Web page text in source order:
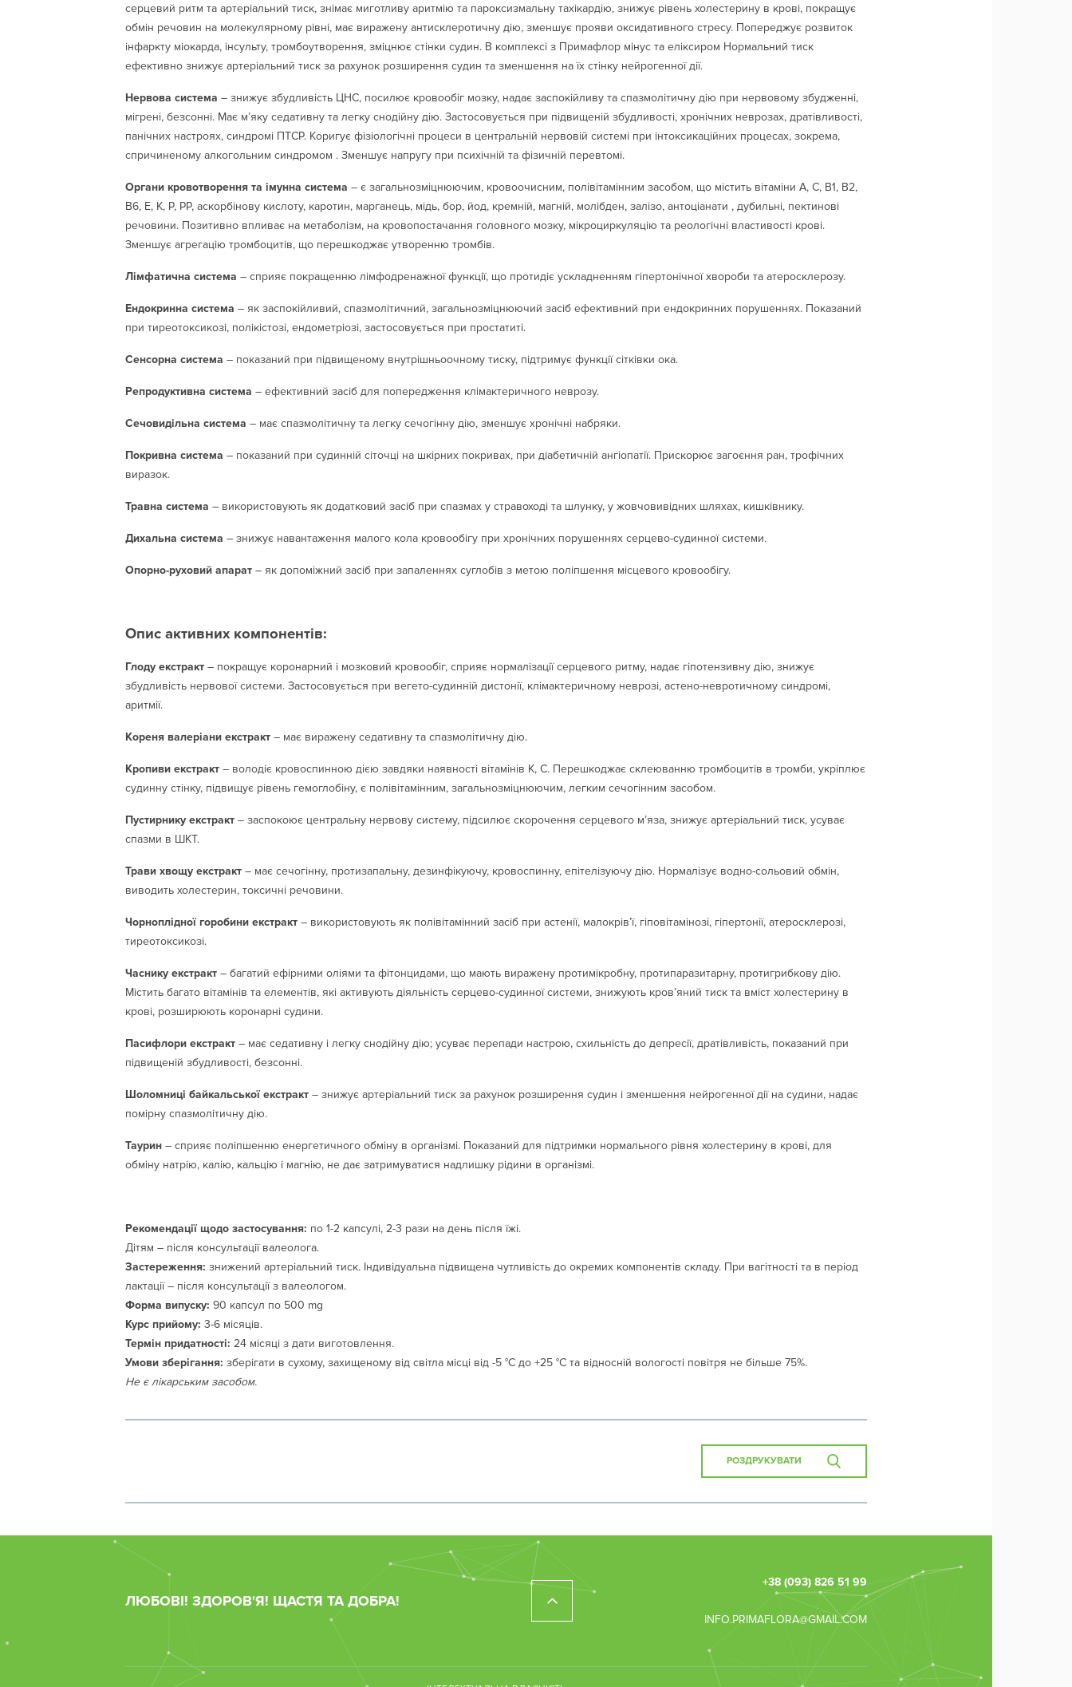
серцевий ритм та артеріальний тиск, знімає миготливу аритмію та пароксизмальну тахікардію, знижує рівень холестерину в крові, покращує
обмін речовин на молекулярному рівні, має виражену антисклеротичну дію, зменшує прояви оксидативного стресу. Попереджує розвиток
інфаркту міокарда, інсульту, тромбоутворення, зміцнює стінки судин. В комплексі з Примафлор мінус та еліксиром Нормальний тиск
ефективно знижує артеріальний тиск за рахунок розширення судин та зменшення на їх стінку нейрогенної дії.
Нервова система – знижує збудливість ЦНС, посилює кровообіг мозку, надає заспокійливу та спазмолітичну дію при нервовому збудженні,
мігрені, безсонні. Має м’яку седативну та легку снодійну дію. Застосовується при підвищеній збудливості, хронічних неврозах, дратівливості,
панічних настроях, синдромі ПТСР. Коригує фізіологічні процеси в центральній нервовій системі при інтоксикаційних процесах, зокрема,
спричиненому алкогольним синдромом . Зменшує напругу при психічній та фізичній перевтомі.
Органи кровотворення та імунна система – є загальнозміцнюючим, кровоочисним, полівітамінним засобом, що містить вітаміни А, С, В1, В2,
В6, Е, К, Р, РР, аскорбінову кислоту, каротин, марганець, мідь, бор, йод, кремній, магній, молібден, залізо, антоціанати , дубильні, пектинові
речовини. Позитивно впливає на метаболізм, на кровопостачання головного мозку, мікроциркуляцію та реологічні властивості крові.
Зменшує агрегацію тромбоцитів, що перешкоджає утворенню тромбів.
Лімфатична система – сприяє покращенню лімфодренажної функції, що протидіє ускладненням гіпертонічної хвороби та атеросклерозу.
Ендокринна система – як заспокійливий, спазмолітичний, загальнозміцнюючий засіб ефективний при ендокринних порушеннях. Показаний
при тиреотоксикозі, полікістозі, ендометріозі, застосовується при простатиті.
Сенсорна система – показаний при підвищеному внутрішньоочному тиску, підтримує функції сітківки ока.
Репродуктивна система – ефективний засіб для попередження клімактеричного неврозу.
Сечовидільна система – має спазмолітичну та легку сечогінну дію, зменшує хронічні набряки.
Покривна система – показаний при судинній сіточці на шкірних покривах, при діабетичній ангіопатії. Прискорює загоєння ран, трофічних
виразок.
Травна система – використовують як додатковий засіб при спазмах у стравоході та шлунку, у жовчовивідних шляхах, кишківнику.
Дихальна система – знижує навантаження малого кола кровообігу при хронічних порушеннях серцево-судинної системи.
Опорно-руховий апарат – як допоміжний засіб при запаленнях суглобів з метою поліпшення місцевого кровообігу.
Опис активних компонентів:
Глоду екстракт – покращує коронарний і мозковий кровообіг, сприяє нормалізації серцевого ритму, надає гіпотензивну дію, знижує
збудливість нервової системи. Застосовується при вегето-судинній дистонії, клімактеричному неврозі, астено-невротичному синдромі,
аритмії.
Кореня валеріани екстракт – має виражену седативну та спазмолітичну дію.
Кропиви екстракт – володіє кровоспинною дією завдяки наявності вітамінів К, C. Перешкоджає склеюванню тромбоцитів в тромби, укріплює
судинну стінку, підвищує рівень гемоглобіну, є полівітамінним, загальнозміцнюючим, легким сечогінним засобом.
Пустирнику екстракт – заспокоює центральну нервову систему, підсилює скорочення серцевого м’яза, знижує артеріальний тиск, усуває
спазми в ШКТ.
Трави хвощу екстракт – має сечогінну, протизапальну, дезинфікуючу, кровоспинну, епітелізуючу дію. Нормалізує водно-сольовий обмін,
виводить холестерин, токсичні речовини.
Чорноплідної горобини екстракт – використовують як полівітамінний засіб при астенії, малокрів’ї, гіповітамінозі, гіпертонії, атеросклерозі,
тиреотоксикозі.
Часнику екстракт – багатий ефірними оліями та фітонцидами, що мають виражену протимікробну, протипаразитарну, протигрибкову дію.
Містить багато вітамінів та елементів, які активують діяльність серцево-судинної системи, знижують кров’яний тиск та вміст холестерину в
крові, розширюють коронарні судини.
Пасифлори екстракт – має седативну і легку снодійну дію; усуває перепади настрою, схильність до депресії, дратівливість, показаний при
підвищеній збудливості, безсонні.
Шоломниці байкальської екстракт – знижує артеріальний тиск за рахунок розширення судин і зменшення нейрогенної дії на судини, надає
помірну спазмолітичну дію.
Таурин – сприяє поліпшенню енергетичного обміну в організмі. Показаний для підтримки нормального рівня холестерину в крові, для
обміну натрію, калію, кальцію і магнію, не дає затримуватися надлишку рідини в організмі.
Рекомендації щодо застосування: по 1-2 капсулі, 2-3 рази на день після їжі.
Дітям – після консультації валеолога.
Застереження: знижений артеріальний тиск. Індивідуальна підвищена чутливість до окремих компонентів складу. При вагітності та в період
лактації – після консультації з валеологом.
Форма випуску: 90 капсул по 500 mg
Курс прийому: 3-6 місяців.
Термін придатності: 24 місяці з дати виготовлення.
Умови зберігання: зберігати в сухому, захищеному від світла місці від -5 °С до +25 °С та відносній вологості повітря не більше 75%.
Не є лікарським засобом.
РОЗДРУКУВАТИ
ЛЮБОВІ! ЗДОРОВ'Я! ЩАСТЯ ТА ДОБРА!
+38 (093) 826 51 99
INFO.PRIMAFLORA@GMAIL.COM